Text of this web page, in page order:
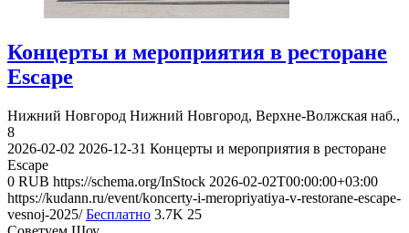
Концерты и мероприятия в ресторане
Escape
Нижний Новгород Нижний Новгород, Верхне-Волжская наб.,
8
2026-02-02 2026-12-31 Концерты и мероприятия в ресторане
Escape
0 RUB https://schema.org/InStock 2026-02-02T00:00:00+03:00
https://kudann.ru/event/koncerty-i-meropriyatiya-v-restorane-escape-
vesnoj-2025/ Бесплатно 3.7K 25